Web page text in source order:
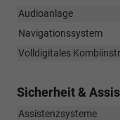
Audioanlage
Navigationssystem
Volldigitales
Sicherheit &
Assistenzsysteme